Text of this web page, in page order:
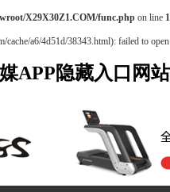
X29X30Z1.COM/func.php on line
cache/a6/4d51d/38343.html): failed to
APP隐藏入口网